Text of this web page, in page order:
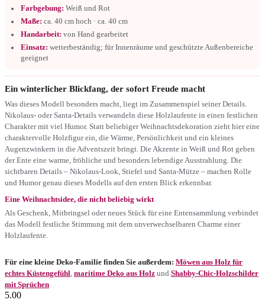
Farbgebung: Weiß und Rot
Maße: ca. 40 cm hoch · ca. 40 cm
Handarbeit: von Hand gearbeitet
Einsatz: wetterbeständig; für Innenräume und geschützte Außenbereiche
geeignet
Ein winterlicher Blickfang, der sofort Freude macht
Was dieses Modell besonders macht, liegt im Zusammenspiel seiner Details.
Nikolaus- oder Santa-Details verwandeln diese Holzlaufente in einen festlichen
Charakter mit viel Humor. Statt beliebiger Weihnachtsdekoration zieht hier eine
charaktervolle Holzfigur ein, die Wärme, Persönlichkeit und ein kleines
Augenzwinkern in die Adventszeit bringt. Die Akzente in Weiß und Rot geben
der Ente eine warme, fröhliche und besonders lebendige Ausstrahlung. Die
sichtbaren Details – Nikolaus-Look, Stiefel und Santa-Mütze – machen Rolle
und Humor genau dieses Modells auf den ersten Blick erkennbar.
Eine Weihnachtsidee, die nicht beliebig wirkt
Als Geschenk, Mitbringsel oder neues Stück für eine Entensammlung verbindet
das Modell festliche Stimmung mit dem unverwechselbaren Charme einer
Holzlaufente.
Für eine kleine Deko-Familie finden Sie außerdem: Möwen aus Holz für
echtes Küstengefühl maritime Deko aus Holz und Shabby-Chic-Holzschilder
mit Sprüchen
5.00